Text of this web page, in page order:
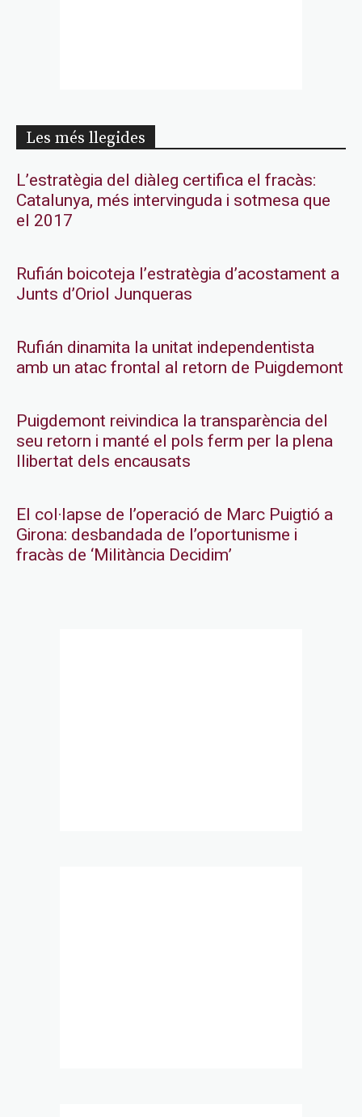
Les més llegides
L’estratègia del diàleg certifica el fracàs:
Catalunya, més intervinguda i sotmesa que
el 2017
Rufián boicoteja l’estratègia d’acostament a
Junts d’Oriol Junqueras
Rufián dinamita la unitat independentista
amb un atac frontal al retorn de Puigdemont
Puigdemont reivindica la transparència del
seu retorn i manté el pols ferm per la plena
llibertat dels encausats
El col·lapse de l’operació de Marc Puigtió a
Girona: desbandada de l’oportunisme i
fracàs de ‘Militància Decidim’